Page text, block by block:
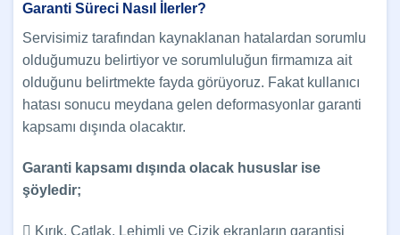
Garanti Süreci Nasıl İlerler?
Servisimiz tarafından kaynaklanan hatalardan sorumlu
olduğumuzu belirtiyor ve sorumluluğun firmamıza ait
olduğunu belirtmekte fayda görüyoruz. Fakat kullanıcı
hatası sonucu meydana gelen deformasyonlar garanti
kapsamı dışında olacaktır.
Garanti kapsamı dışında olacak hususlar ise
şöyledir;
 Kırık, Çatlak, Lehimli ve Çizik ekranların garantisi